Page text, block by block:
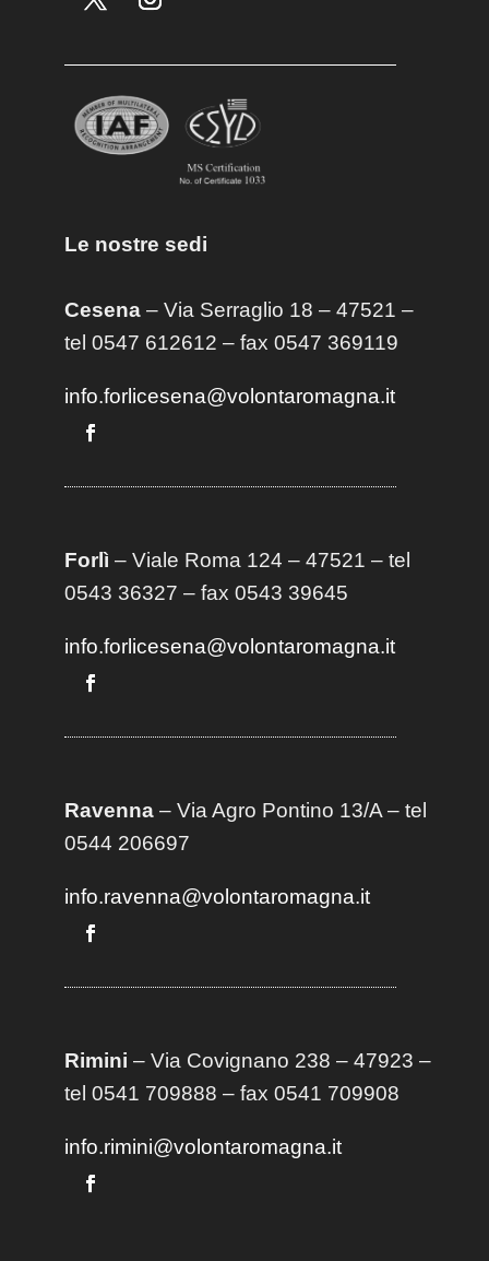
Le nostre sedi
Cesena– Via Serraglio 18 – 47521 –
tel 0547 612612 – fax 0547 369119
info.forlicesena@volontaromagna.it
Forlì – Viale Roma 124 – 47521 – tel
0543 36327 – fax 0543 39645
info.forlicesena@volontaromagna.it
Ravenna– Via Agro Pontino 13/A– tel
0544 206697
info.ravenna@volontaromagna.it
Rimini – Via Covignano 238 – 47923 –
tel 0541 709888 – fax 0541 709908
info.rimini@volontaromagna.it